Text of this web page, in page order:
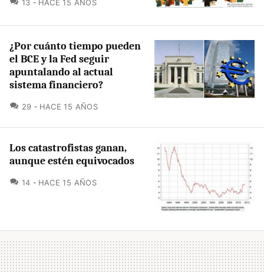
13 HACE 15 AÑOS
¿Por cuánto tiempo pueden
el BCE y la Fed seguir
apuntalando al actual
sistema financiero?
29 COMENTARIOS
HACE 15 AÑOS
Los catastrofistas ganan,
aunque estén equivocados
14 COMENTARIOS
HACE 15 AÑOS